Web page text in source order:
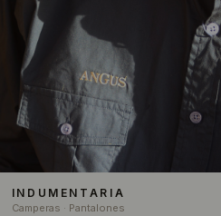
INDUMENTARIA
Camperas · Pantalones